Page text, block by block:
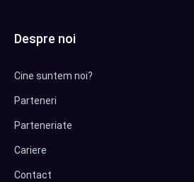
Despre noi
Cine suntem noi?
Parteneri
Parteneriate
Cariere
Contact